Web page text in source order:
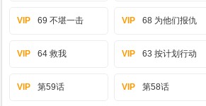
VIP 69 不堪一击 VIP 68 为他们报仇
VIP 64 救我 VIP 63 按计划行动
VIP 第59话 VIP 第58话